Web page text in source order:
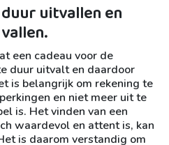
uitvallen en
een cadeau voor de
duur uitvalt en daardoor
is belangrijk om rekening te
en niet meer uit te
is. Het vinden van een
waardevol en attent is, kan
is daarom verstandig om